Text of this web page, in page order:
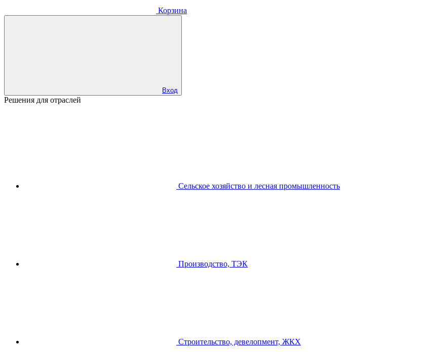
Корзина
Вход
Решения для отраслей
Сельское хозяйство и лесная промышленность
Производство, ТЭК
Строительство, девелопмент, ЖКХ